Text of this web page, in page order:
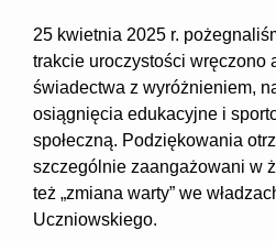
25 kwietnia 2025 r.
trakcie uroczystości wręczono
świadectwa z wyróżnieniem,
osiągnięcia edukacyjne i
społeczną. Podziękowania
szczególnie zaangażowani w
też „zmiana warty” we
Uczniowskiego.